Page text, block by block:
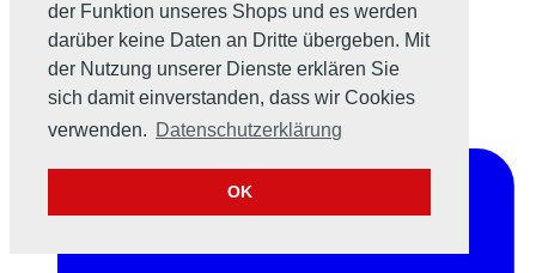
der Funktion unseres Shops und es werden
darüber keine Daten an Dritte übergeben. Mit
der Nutzung unserer Dienste erklären Sie
sich damit einverstanden, dass wir Cookies
verwenden. Datenschutzerklärung
OK